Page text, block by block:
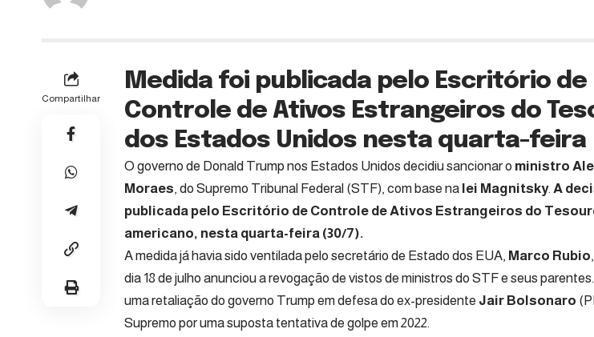
Compartilhar
Medida foi publicada pelo Escritório de
Controle de Ativos Estrangeiros do
dos Estados Unidos nesta quarta-feira
O governo de Donald Trump nos Estados Unidos decidiu sancionar o ministro
Moraes, do Supremo Tribunal Federal (STF), com base na lei Magnitsky. A
publicada pelo Escritório de Controle de Ativos Estrangeiros do
americano, nesta quarta-feira (30/7).
A medida já havia sido ventilada pelo secretário de Estado dos EUA, Marco Rubio
dia 18 de julho anunciou a revogação de vistos de ministros do STF e seus
uma retaliação do governo Trump em defesa do ex-presidente Jair Bolsonaro
Supremo por uma suposta tentativa de golpe em 2022.